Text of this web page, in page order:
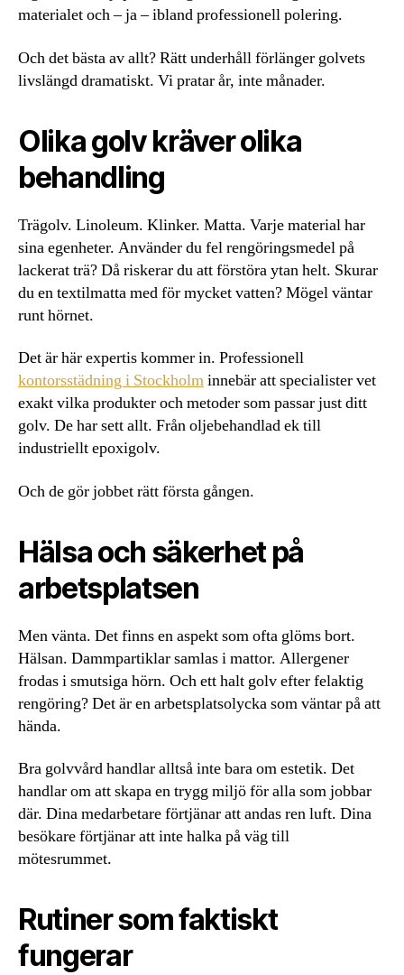
materialet och – ja – ibland professionell polering.
Och det bästa av allt? Rätt underhåll förlänger golvets
livslängd dramatiskt. Vi pratar år, inte månader.
Olika golv kräver olika
behandling
Trägolv. Linoleum. Klinker. Matta. Varje material har
sina egenheter. Använder du fel rengöringsmedel på
lackerat trä? Då riskerar du att förstöra ytan helt. Skurar
du en textilmatta med för mycket vatten? Mögel väntar
runt hörnet.
Det är här expertis kommer in. Professionell
kontorsstädning i Stockholminnebär att specialister vet
exakt vilka produkter och metoder som passar just ditt
golv. De har sett allt. Från oljebehandlad ek till
industriellt epoxigolv.
Och de gör jobbet rätt första gången.
Hälsa och säkerhet på
arbetsplatsen
Men vänta. Det finns en aspekt som ofta glöms bort.
Hälsan. Dammpartiklar samlas i mattor. Allergener
frodas i smutsiga hörn. Och ett halt golv efter felaktig
rengöring? Det är en arbetsplatsolycka som väntar på att
hända.
Bra golvvård handlar alltså inte bara om estetik. Det
handlar om att skapa en trygg miljö för alla som jobbar
där. Dina medarbetare förtjänar att andas ren luft. Dina
besökare förtjänar att inte halka på väg till
mötesrummet.
Rutiner som faktiskt
fungerar